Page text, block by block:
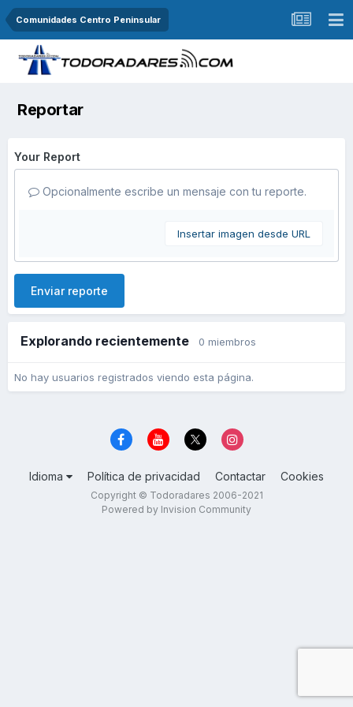
Comunidades Centro Peninsular
Reportar
Your Report
Opcionalmente escribe un mensaje con tu reporte.
Insertar imagen desde URL
Enviar reporte
Explorando recientemente 0 miembros
No hay usuarios registrados viendo esta página.
Idioma Política de privacidad Contactar Cookies
Copyright © Todoradares 2006-2021
Powered by Invision Community